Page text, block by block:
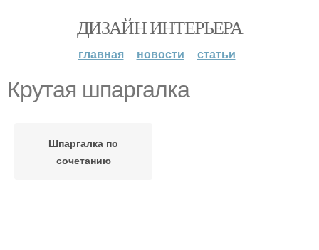
ДИЗАЙН ИНТЕРЬЕРА
главная новости статьи
Крутая шпаргалка
Шпаргалка по
сочетанию